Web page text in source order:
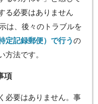
る必要はありません
は、後々のトラブルを
定記録郵便）で行うの
方法です。
項
必要はありません。事